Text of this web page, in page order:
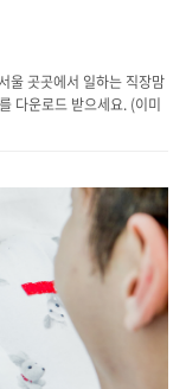
울 곳곳에서 일하는 직장맘
다운로드 받으세요. (이미